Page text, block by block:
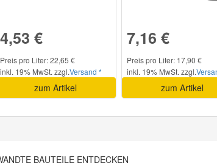
4,53 €
Preis pro Liter: 22,65 €
inkl. 19% MwSt. zzgl.Versand *
zum Artikel
7,16 €
Preis pro Liter: 17,90 €
inkl. 19% MwSt. zzgl.
zum Artikel
BAUTEILE ENTDECKEN